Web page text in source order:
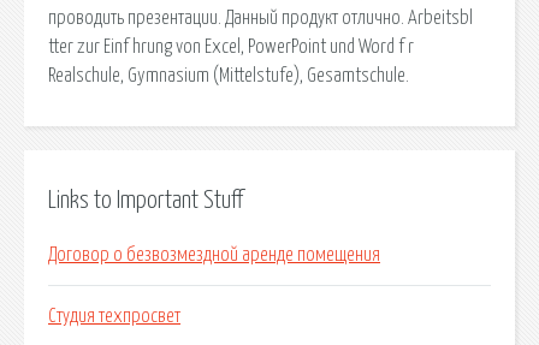
проводить презентации. Данный продукт отлично. Arbeitsbl
tter zur Einf hrung von Excel, PowerPoint und Word f r
Realschule, Gymnasium (Mittelstufe), Gesamtschule.
Links to Important Stuff
Договор о безвозмездной аренде помещения
Студия техпросвет